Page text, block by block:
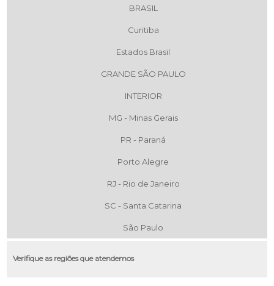
BRASIL
Curitiba
Estados Brasil
GRANDE SÃO PAULO
INTERIOR
MG - Minas Gerais
PR - Paraná
Porto Alegre
RJ - Rio de Janeiro
SC - Santa Catarina
São Paulo
Verifique as regiões que atendemos